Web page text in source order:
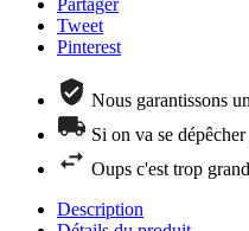
Partager
Tweet
Pinterest
Nous garantissons
Si on va se
Oups c'est trop
Description